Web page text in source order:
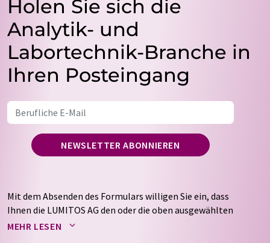
Holen Sie sich die
Analytik- und
Labortechnik-Branche in
Ihren Posteingang
NEWSLETTER ABONNIEREN
Mit dem Absenden des Formulars willigen Sie ein, dass
Ihnen die LUMITOS AG den oder die oben ausgewählten
Newsletter per E-Mail zusendet. Ihre Daten werden
MEHR LESEN